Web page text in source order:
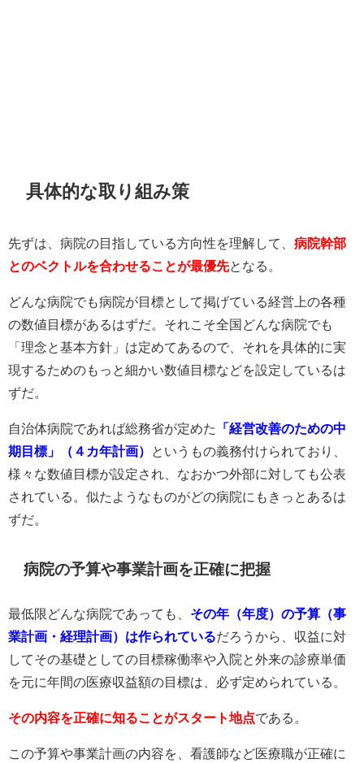
具体的な取り組み策
先ずは、病院の目指している方向性を理解して、 病院幹部
とのベクトルを合わせることが最優先となる。
どんな病院でも病院が目標として掲げている経営上の各種
の数値目標があるはずだ。それこそ全国どんな病院でも
「理念と基本方針」は定めてあるので、それを具体的に実
現するためのもっと細かい数値目標などを設定しているは
ずだ。
自治体病院であれば総務省が定めた
「経営改善のための中
期目標」（４カ年計画）
というもの義務付けられており、
様々な数値目標が設定され、なおかつ外部に対しても公表
されている。似たようなものがどの病院にもきっとあるは
ずだ。
病院の予算や事業計画を正確に把握
最低限どんな病院であっても、 その年（年度）の予算（事
業計画・経理計画）は作られているだろうから、収益に対
してその基礎としての目標稼働率や入院と外来の診療単価
を元に年間の医療収益額の目標は、必ず定められている。
その内容を正確に知ることがスタート地点である。
この予算や事業計画の内容を、看護師など医療職が正確に